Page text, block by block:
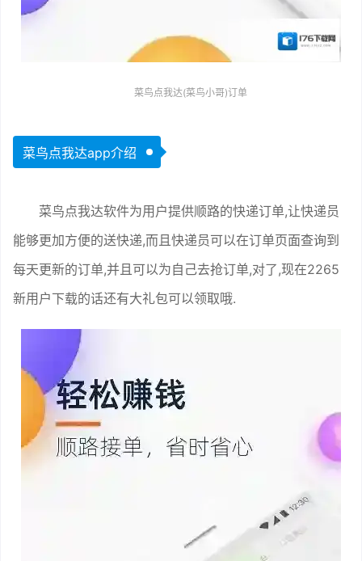
菜鸟点我达(菜鸟小哥)订单
菜鸟点我达app介绍
菜鸟点我达软件为用户提供顺路的快递订单,让快递员
能够更加方便的送快递,而且快递员可以在订单页面查询到
每天更新的订单,并且可以为自己去抢订单,对了,现在2265
新用户下载的话还有大礼包可以领取哦.